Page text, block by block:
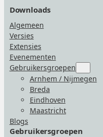
Downloads
Algemeen
Versies
Extensies
Evenementen
Gebruikersgroepen
for
Arnhem / Nijmegen
Breda
Eindhoven
Maastricht
Blogs
Gebruikersgroepen